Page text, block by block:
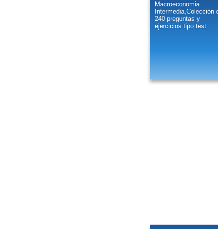
Macroeconomia
Intermedia,Colección
240 preguntas y
ejercicios tipo test